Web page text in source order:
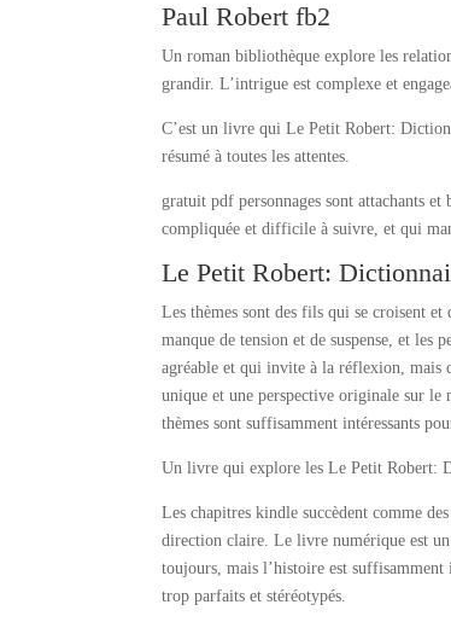
Paul Robert fb2
Un roman bibliothèque explore les
grandir. L’intrigue est complexe et
C’est un livre qui Le Petit Robert:
résumé à toutes les attentes.
gratuit pdf personnages sont attachants
compliquée et difficile à suivre, et qui
Le Petit Robert:
Les thèmes sont des fils qui se croisent
manque de tension et de suspense, et les
agréable et qui invite à la réflexion, mais
unique et une perspective originale sur le
thèmes sont suffisamment intéressants
Un livre qui explore les Le Petit Robert:
Les chapitres kindle succèdent comme
direction claire. Le livre numérique est
toujours, mais l’histoire est suffisamment
trop parfaits et stéréotypés.